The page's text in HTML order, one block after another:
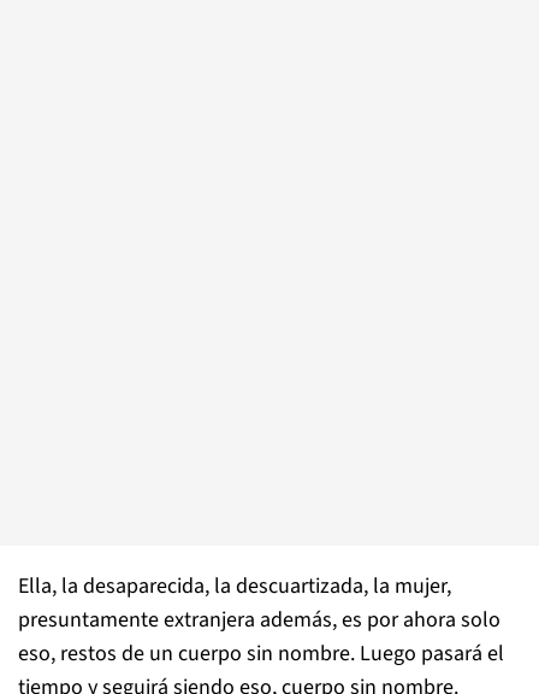
Ella, la desaparecida, la descuartizada, la mujer,
presuntamente extranjera además, es por ahora solo
eso, restos de un cuerpo sin nombre. Luego pasará el
tiempo y seguirá siendo eso, cuerpo sin nombre.